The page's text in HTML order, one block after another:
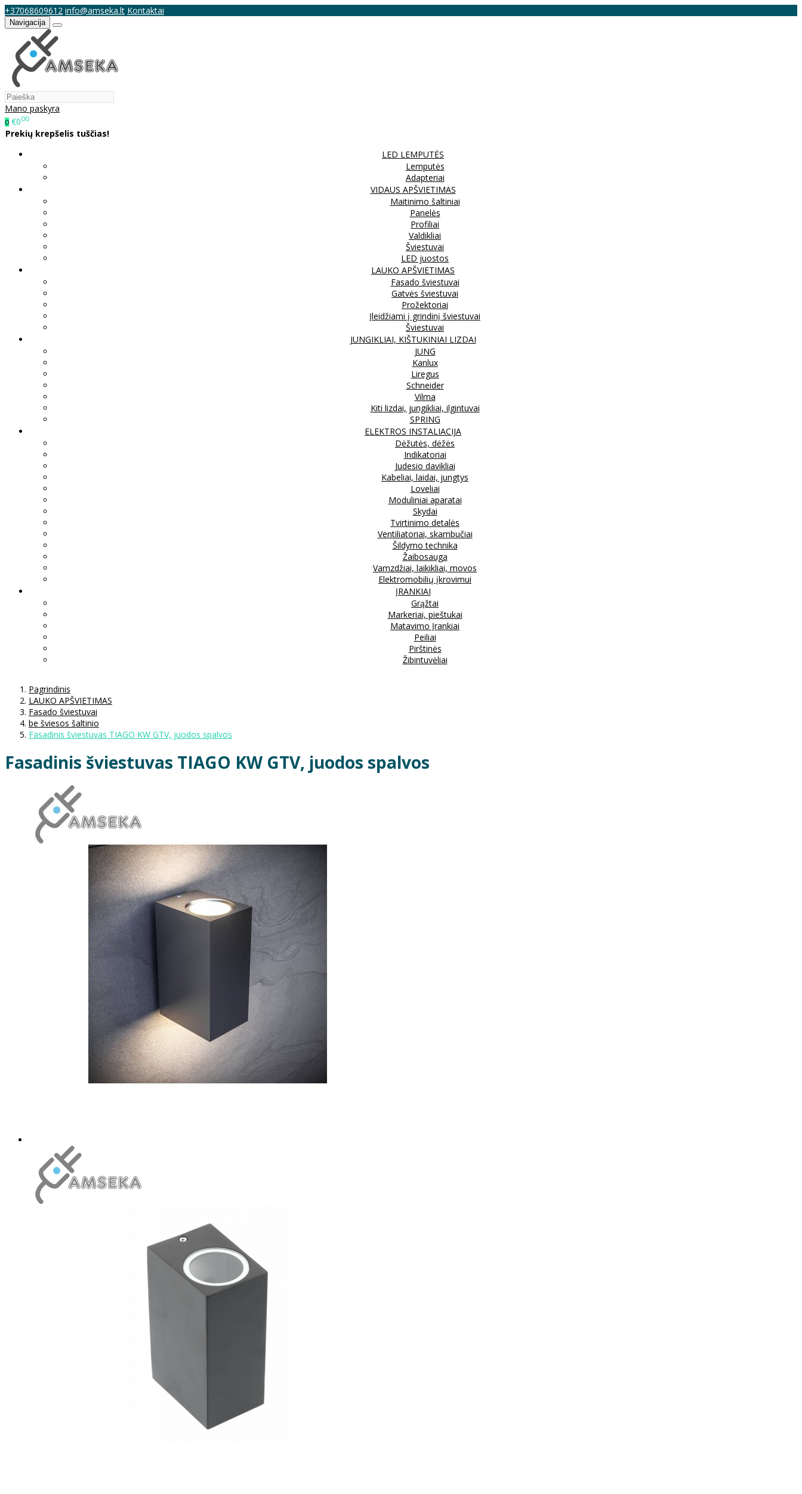
+37068609612 info@amseka.lt Kontaktai
Navigacija
Mano paskyra
0 €000
Prekių krepšelis tuščias!
LED LEMPUTĖS
Lemputės
Adapteriai
VIDAUS APŠVIETIMAS
Maitinimo šaltiniai
Panelės
Profiliai
Valdikliai
Šviestuvai
LED juostos
LAUKO APŠVIETIMAS
Fasado šviestuvai
Gatvės šviestuvai
Prožektoriai
Įleidžiami į grindinį šviestuvai
Šviestuvai
JUNGIKLIAI, KIŠTUKINIAI LIZDAI
JUNG
Kanlux
Liregus
Schneider
Vilma
Kiti lizdai, jungikliai, ilgintuvai
SPRING
ELEKTROS INSTALIACIJA
Dėžutės, dėžės
Indikatoriai
Judesio davikliai
Kabeliai, laidai, jungtys
Loveliai
Moduliniai aparatai
Skydai
Tvirtinimo detalės
Ventiliatoriai, skambučiai
Šildymo technika
Žaibosauga
Vamzdžiai, laikikliai, movos
Elektromobilių įkrovimui
ĮRANKIAI
Grąžtai
Markeriai, pieštukai
Matavimo Įrankiai
Peiliai
Pirštinės
Žibintuvėliai
Pagrindinis
LAUKO APŠVIETIMAS
Fasado šviestuvai
be šviesos šaltinio
Fasadinis šviestuvas TIAGO KW GTV, juodos spalvos
Fasadinis šviestuvas TIAGO KW GTV, juodos spalvos